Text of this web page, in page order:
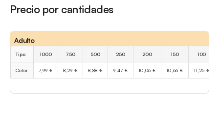
Precio por cantidades
Adulto
Tipo 1000 750 500 250 200 150 100
Color 7,99 € 8,29 € 8,88 € 9,47 € 10,06 € 10,66 € 11,25 €